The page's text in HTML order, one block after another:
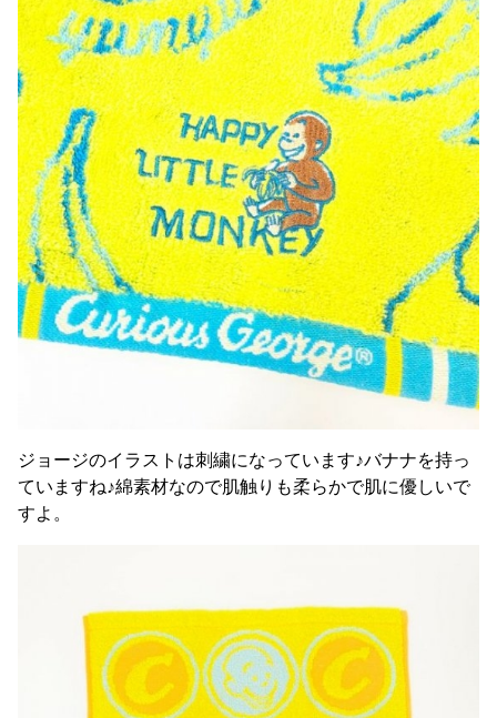
ジョージのイラストは刺繍になっています♪バナナを持っ
ていますね♪綿素材なので肌触りも柔らかで肌に優しいで
すよ。